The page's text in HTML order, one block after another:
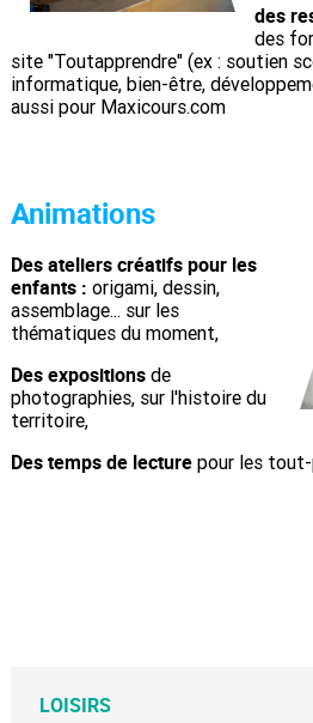
des
des
site "Toutapprendre" (ex : soutien
informatique, bien-être,
aussi pour Maxicours.com
Animations
Des ateliers créatifs pour les
enfants : origami, dessin,
assemblage... sur les
thématiques du moment,
Des expositionsde
photographies, sur l'histoire du
territoire,
Des temps de lecturepour les tout-
LOISIRS